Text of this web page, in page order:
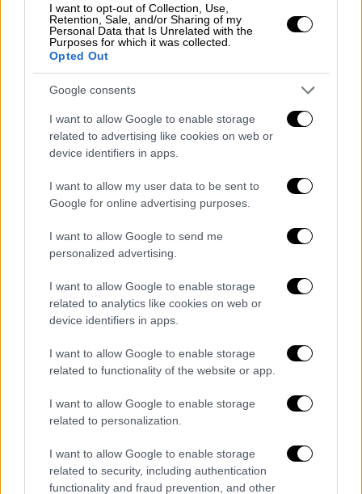
I want to opt-out of Collection, Use,
Retention, Sale, and/or Sharing of my
Personal Data that Is Unrelated with the
Purposes for which it was collected.
Opted Out
Google consents
I want to allow Google to enable storage
related to advertising like cookies on web or
device identifiers in apps.
I want to allow my user data to be sent to
Google for online advertising purposes.
I want to allow Google to send me
personalized advertising.
I want to allow Google to enable storage
related to analytics like cookies on web or
device identifiers in apps.
I want to allow Google to enable storage
related to functionality of the website or app.
I want to allow Google to enable storage
related to personalization.
I want to allow Google to enable storage
related to security, including authentication
functionality and fraud prevention, and other
και πού βγαίνουμε σήμερα Πέμπτη 7
Μαΐου
Το ethnos.gr σας προτείνει όσα αξίζει να
δείτε, να ακούσετε και να διαβάσετε, για να
είστε πάντα ενημερωμένοι για ό,τι
συμβαίνει στην πόλη
Πολιτισμός |02.04.2026 07:30
Μην πεις ότι δεν ήξερες: Τι διαβάζουμε
και πού βγαίνουμε σήμερα Πέμπτη 2
Απριλίου